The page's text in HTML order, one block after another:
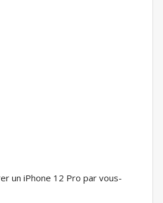
un iPhone 12 Pro par vous-